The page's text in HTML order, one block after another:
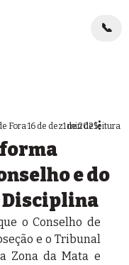
📞
e do
Disciplina
Fora16 de dez. de 2025
1 min de leitura
o Conselho de
e o Tribunal
Zona da Mata e